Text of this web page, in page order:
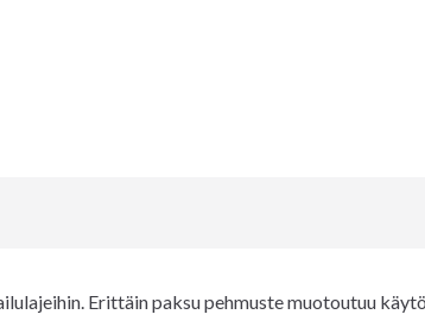
Erittäin paksu pehmuste muotoutuu